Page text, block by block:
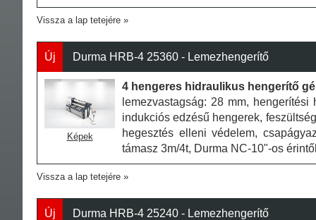
Vissza a lap tetejére
Új Durma HRB-4 25360 - Lemezhengerítő
Képek
4 hengeres hidraulikus hengerítő
lemezvastagság: 28 mm,
indukciós edzésű hengerek,
hegesztés elleni védelem,
támasz 3m/4t, Durma NC-10"-os
Vissza a lap tetejére
Új Durma HRB-4 25240 - Lemezhengerítő